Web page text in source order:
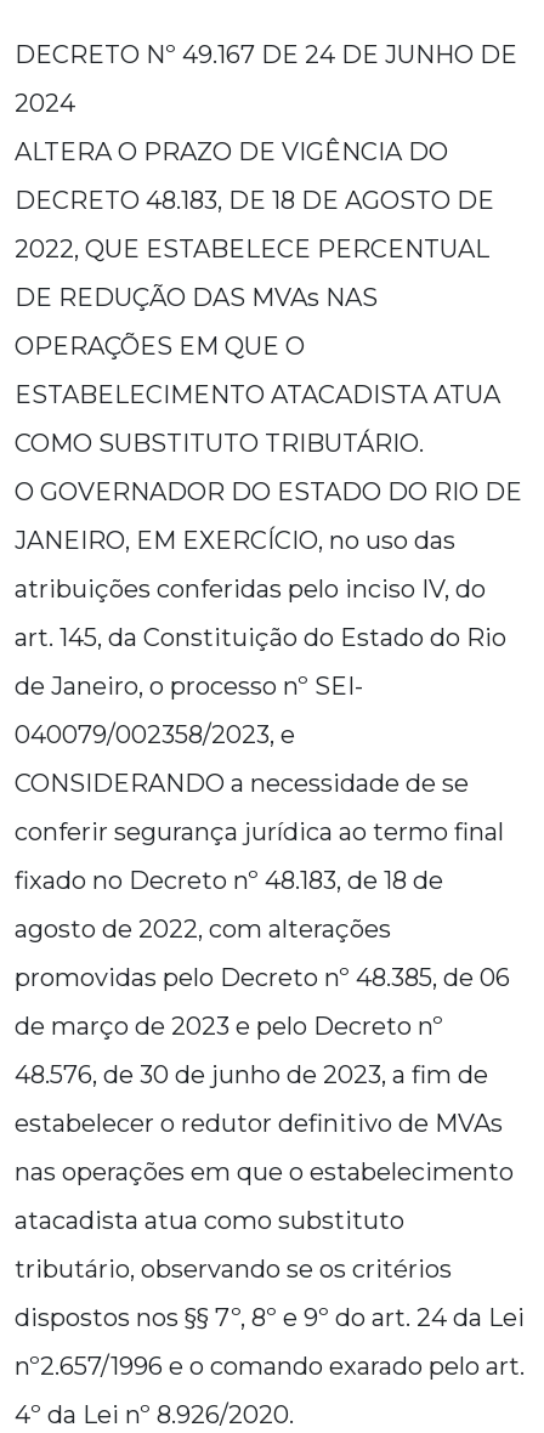
DECRETO Nº 49.167 DE 24 DE JUNHO DE
2024
ALTERA O PRAZO DE VIGÊNCIA DO
DECRETO 48.183, DE 18 DE AGOSTO DE
2022, QUE ESTABELECE PERCENTUAL
DE REDUÇÃO DAS MVAs NAS
OPERAÇÕES EM QUE O
ESTABELECIMENTO ATACADISTA ATUA
COMO SUBSTITUTO TRIBUTÁRIO.
O GOVERNADOR DO ESTADO DO RIO DE
JANEIRO, EM EXERCÍCIO, no uso das
atribuições conferidas pelo inciso IV, do
art. 145, da Constituição do Estado do Rio
de Janeiro, o processo nº SEI-
040079/002358/2023, e
CONSIDERANDO a necessidade de se
conferir segurança jurídica ao termo final
fixado no Decreto nº 48.183, de 18 de
agosto de 2022, com alterações
promovidas pelo Decreto nº 48.385, de 06
de março de 2023 e pelo Decreto nº
48.576, de 30 de junho de 2023, a fim de
estabelecer o redutor definitivo de MVAs
nas operações em que o estabelecimento
atacadista atua como substituto
tributário, observando se os critérios
dispostos nos §§ 7º, 8º e 9º do art. 24 da Lei
nº2.657/1996 e o comando exarado pelo art.
4º da Lei nº 8.926/2020.